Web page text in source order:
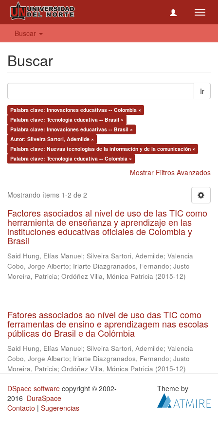
Buscar
Buscar
Ir
Palabra clave: Innovaciones educativas -- Colombia ×
Palabra clave: Tecnología educativa -- Brasil ×
Palabra clave: Innovaciones educativas -- Brasil ×
Autor: Silveira Sartori, Ademilde ×
Palabra clave: Nuevas tecnologías de la información y de la comunicación ×
Palabra clave: Tecnología educativa -- Colombia ×
Mostrar Filtros Avanzados
Mostrando ítems 1-2 de 2
Factores asociados al nivel de uso de las TIC como
herramienta de enseñanza y aprendizaje en las
instituciones educativas oficiales de Colombia y
Brasil
Said Hung, Elías Manuel; Silveira Sartori, Ademilde; Valencia
Cobo, Jorge Alberto; Iriarte Diazgranados, Fernando; Justo
Moreira, Patricia; Ordóñez Villa, Mónica Patricia (2015-12)
Fatores associados ao nível de uso das TIC como
ferramentas de ensino e aprendizagem nas escolas
públicas do Brasil e da Colômbia
Said Hung, Elías Manuel; Silveira Sartori, Ademilde; Valencia
Cobo, Jorge Alberto; Iriarte Diazgranados, Fernando; Justo
Moreira, Patricia; Ordóñez Villa, Mónica Patricia (2015-12)
DSpace software copyright © 2002-
2016 DuraSpace
Contacto | Sugerencias
Theme by